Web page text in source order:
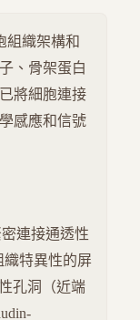
組織架構和
、骨架蛋白
將細胞連接
感應和信號
連接通透性
織特異性的屏
孔洞（近端